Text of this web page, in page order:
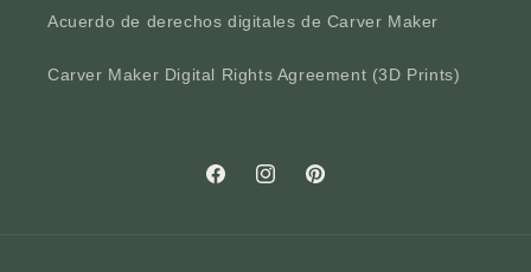
Acuerdo de derechos digitales de Carver Maker
Carver Maker Digital Rights Agreement (3D Prints)
FacebookInstagramPinterest